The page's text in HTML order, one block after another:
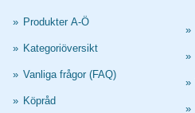
» Produkter A-Ö
» Kategoriöversikt
» Vanliga frågor (FAQ)
» Köpråd
»
»
»
»